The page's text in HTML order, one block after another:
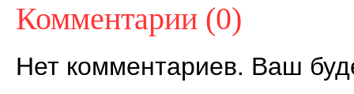
Комментарии (0)
Нет комментариев. Ваш